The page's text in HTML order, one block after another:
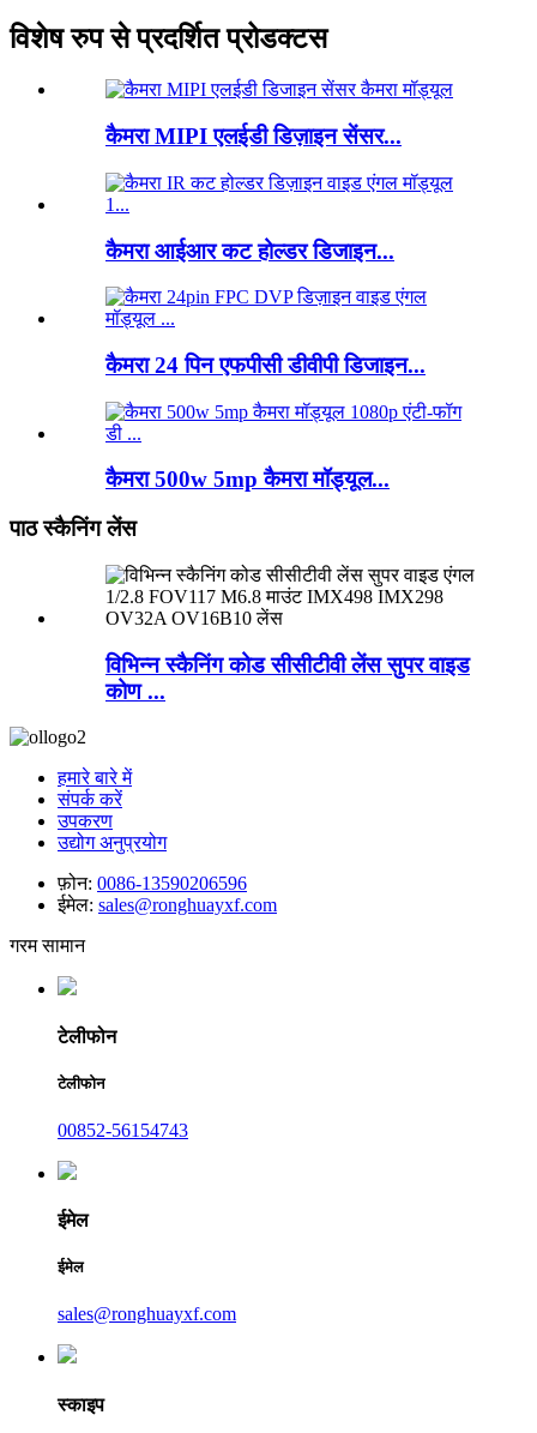
विशेष रुप से प्रदर्शित प्रोडक्टस
कैमरा MIPI एलईडी डिज़ाइन सेंसर...
कैमरा आईआर कट होल्डर डिजाइन...
कैमरा 24 पिन एफपीसी डीवीपी डिजाइन...
कैमरा 500w 5mp कैमरा मॉड्यूल...
पाठ स्कैनिंग लेंस
विभिन्न स्कैनिंग कोड सीसीटीवी लेंस सुपर वाइड
कोण ...
हमारे बारे में
संपर्क करें
उपकरण
उद्योग अनुप्रयोग
फ़ोन: 0086-13590206596
ईमेल: sales@ronghuayxf.com
गरम सामान
टेलीफोन
टेलीफोन
00852-56154743
ईमेल
ईमेल
sales@ronghuayxf.com
स्काइप